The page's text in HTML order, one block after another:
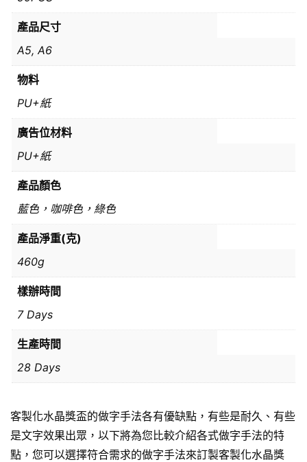
產品尺寸
A5, A6
物料
PU+紙
廣告位材料
PU+紙
產品顏色
藍色，咖啡色，綠色
產品淨重(克)
460g
樣辦時間
7 Days
生產時間
28 Days
客製化水晶獎盃的做字手法各有優缺點，有些是耐久、有些
是文字效果出眾，以下將為您比較介紹各式做字手法的特
點，您可以選擇符合需求的做字手法來訂製客製化水晶獎